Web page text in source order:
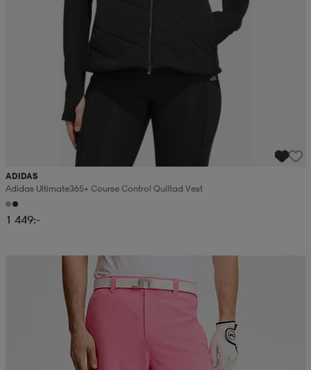
ADIDAS
Adidas Ultimate365+ Course Control Quiltad Vest
1 449:-